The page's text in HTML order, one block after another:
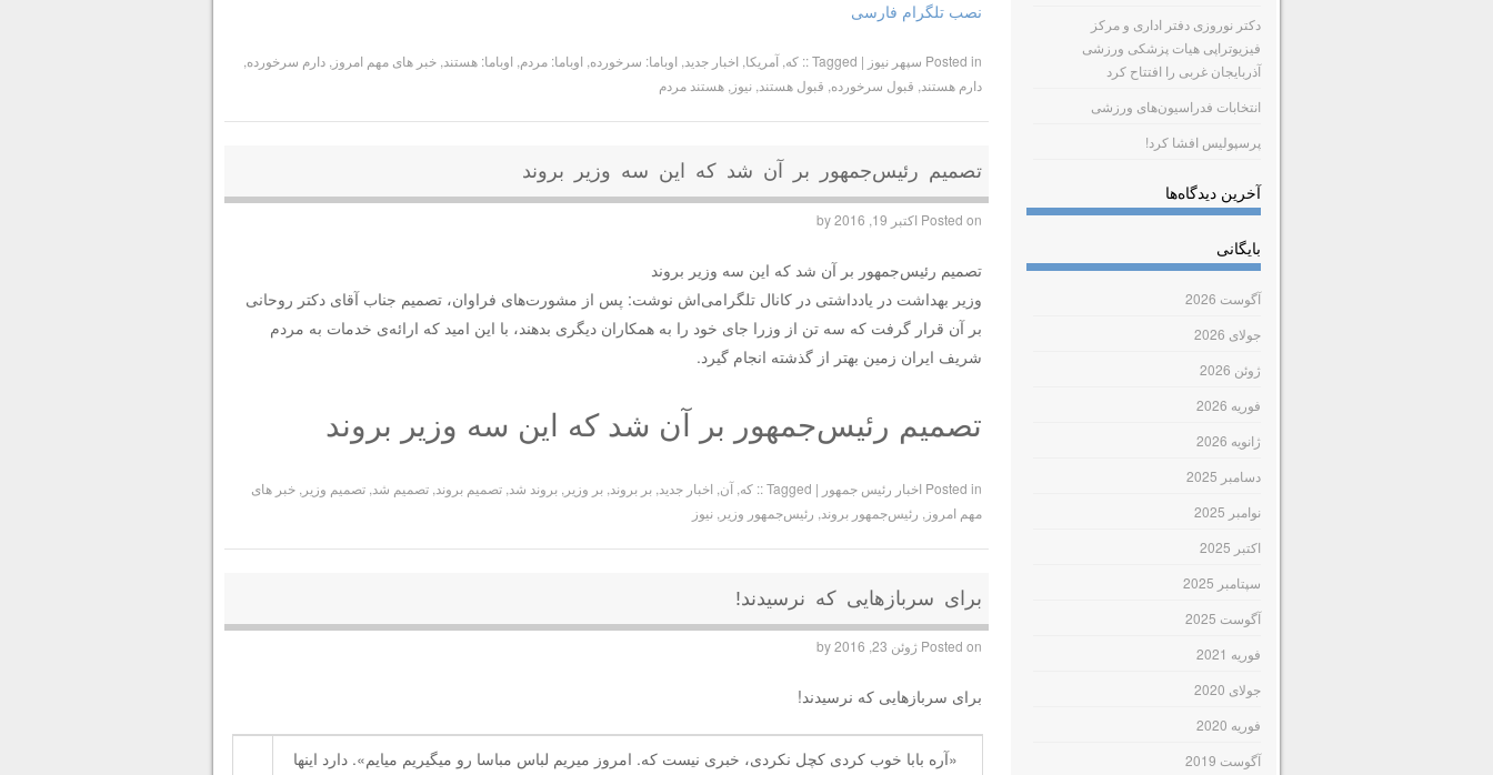
نصب تلگرام فارسی
Posted in سپهر نیوز |
Tagged:: که ,آمریکا اخبار جدید اوباما: سرخورده اوباما: مردم اوباما: هستند ,خبر های مهم امروز ,دارم سرخورده
دارم هستند قبول سرخورده قبول هستند ,نیوز ,هستند مردم
تصمیم رئیس‌جمهور بر آن شد که این سه وزیر بروند
Posted on اکتبر 19, 2016 by
تصمیم رئیس‌جمهور بر آن شد که این سه وزیر بروند
وزیر بهداشت در یادداشتی در کانال تلگرامی‌اش نوشت:‌ پس از مشورت‌های فراوان، تصمیم جناب آقای دکتر روحانی
بر آن قرار گرفت که سه تن از وزرا جای خود را به همکاران دیگری بدهند، با این امید که ارائه‌ی خدمات به مردم
شریف ایران زمین بهتر از گذشته انجام گیرد.
تصمیم رئیس‌جمهور بر آن شد که این سه وزیر بروند
Posted in اخبار رئیس جمهور |
Tagged:: که ,آن اخبار جدید ,بر بروند ,بر وزیر ,بروند شد ,تصمیم بروند ,تصمیم شد ,تصمیم وزیر ,خبر های
مهم امروز رئیس‌جمهور بروند رئیس‌جمهور وزیر ,نیوز
برای سربازهایی که نرسیدند!
Posted on ژوئن 23, 2016 by
برای سربازهایی که نرسیدند!
«آره بابا خوب کردی کچل نکردی، خبری نیست که. امروز میریم لباس مباسا رو میگیریم میایم». دارد اینها
دکتر نوروزی دفتر اداری و مرکز
فیزیوتراپی هیات پزشکی ورزشی
آذربایجان غربی را افتتاح کرد
انتخابات فدراسیون‌های ورزشی
پرسپولیس افشا کرد!
آخرین دیدگاه‌ها
بایگانی
آگوست 2026
جولای 2026
ژوئن 2026
فوریه 2026
ژانویه 2026
دسامبر 2025
نوامبر 2025
اکتبر 2025
سپتامبر 2025
آگوست 2025
فوریه 2021
جولای 2020
فوریه 2020
آگوست 2019